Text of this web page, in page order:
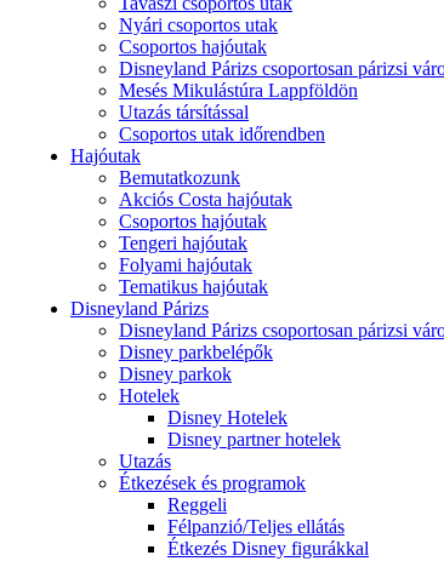
Nyári csoportos utak
Csoportos hajóutak
Disneyland Párizs csoportosan párizsi
Mesés Mikulástúra Lappföldön
Utazás társítással
Csoportos utak időrendben
Hajóutak
Bemutatkozunk
Akciós Costa hajóutak
Csoportos hajóutak
Tengeri hajóutak
Folyami hajóutak
Tematikus hajóutak
Disneyland Párizs
Disneyland Párizs csoportosan párizsi
Disney parkbelépők
Disney parkok
Hotelek
Disney Hotelek
Disney partner hotelek
Utazás
Étkezések és programok
Reggeli
Félpanzió/Teljes ellátás
Étkezés Disney figurákkal